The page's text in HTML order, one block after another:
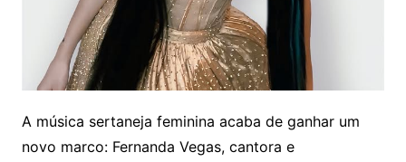
A música sertaneja feminina acaba de ganhar um
novo marco: Fernanda Vegas, cantora e